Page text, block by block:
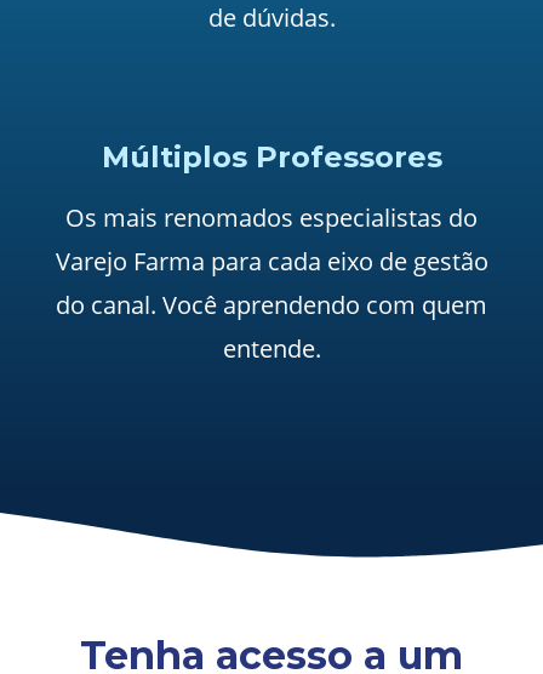
de dúvidas.
Múltiplos Professores
Os mais renomados especialistas do
Varejo Farma para cada eixo de gestão
do canal. Você aprendendo com quem
entende.
Tenha acesso a um